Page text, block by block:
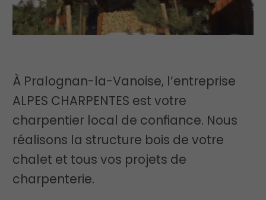
À Pralognan-la-Vanoise, l’entreprise
ALPES CHARPENTES est votre
charpentier local de confiance. Nous
réalisons la structure bois de votre
chalet et tous vos projets de
charpenterie.